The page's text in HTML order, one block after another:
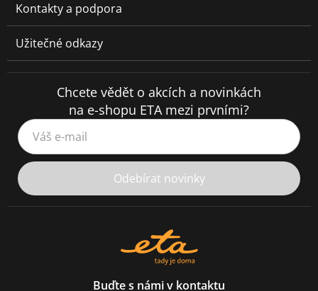
Kontakty a podpora
Užitečné odkazy
Chcete vědět o akcích a novinkách
na e-shopu ETA mezi prvními?
Váš e-mail
Odebírat novinky
Buďte s námi v kontaktu